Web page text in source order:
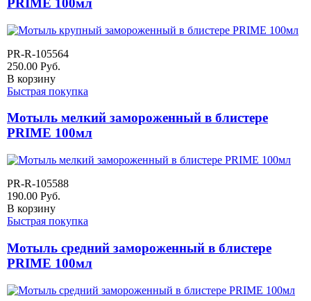
PRIME 100мл
PR-R-105564
250.00 Руб.
В корзину
Быстрая покупка
Мотыль мелкий замороженный в блистере
PRIME 100мл
PR-R-105588
190.00 Руб.
В корзину
Быстрая покупка
Мотыль средний замороженный в блистере
PRIME 100мл